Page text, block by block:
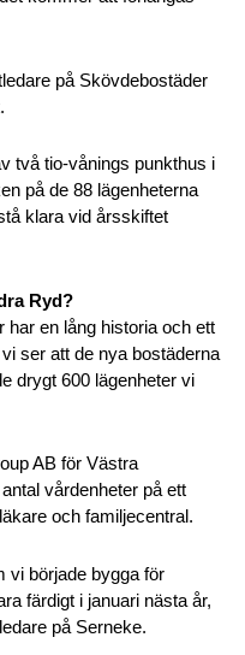
på Skövdebostäder
två tio-vånings punkthus i
på de 88 lägenheterna
klara vid årsskiftet
Ryd?
en lång historia och ett
ser att de nya bostäderna
drygt 600 lägenheter vi
AB för Västra
vårdenheter på ett
och familjecentral.
vi började bygga för
färdigt i januari nästa år,
på Serneke.